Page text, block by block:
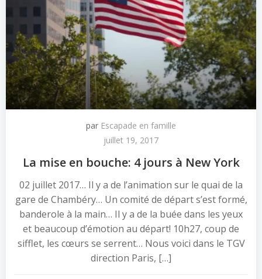
par Escapade en famille
juillet 19, 2017
La mise en bouche: 4 jours à New York
02 juillet 2017… Il y a de l’animation sur le quai de la
gare de Chambéry… Un comité de départ s’est formé,
banderole à la main… Il y a de la buée dans les yeux
et beaucoup d’émotion au départ! 10h27, coup de
sifflet, les cœurs se serrent… Nous voici dans le TGV
direction Paris, […]